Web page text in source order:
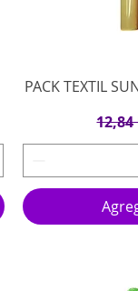
PACK TEXTIL
12,84